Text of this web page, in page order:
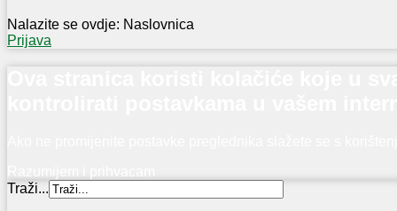
Nalazite se ovdje: Naslovnica
Prijava
Traži...
NAŠI
OTOČANI
U